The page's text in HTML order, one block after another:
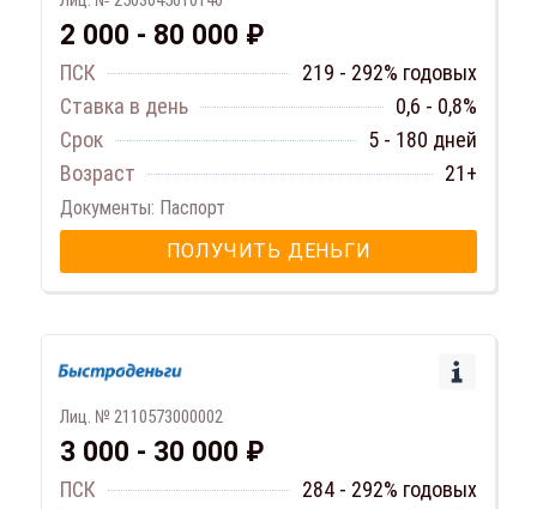
2 000 - 80 000 ₽
ПСК
219 - 292% годовых
Ставка в день
0,6 - 0,8%
Срок
5 - 180 дней
Возраст
21+
Документы: Паспорт
ПОЛУЧИТЬ ДЕНЬГИ
Лиц. № 2110573000002
3 000 - 30 000 ₽
ПСК
284 - 292% годовых